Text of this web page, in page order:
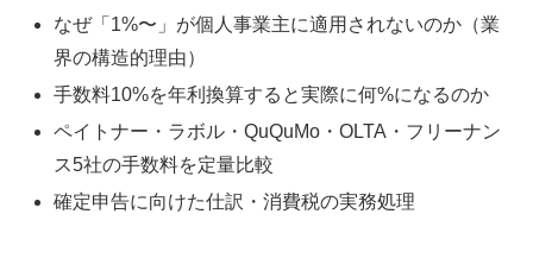
なぜ「1%〜」が個人事業主に適用されないのか（業
界の構造的理由）
手数料10%を年利換算すると実際に何%になるのか
ペイトナー・ラボル・QuQuMo・OLTA・フリーナン
ス5社の手数料を定量比較
確定申告に向けた仕訳・消費税の実務処理